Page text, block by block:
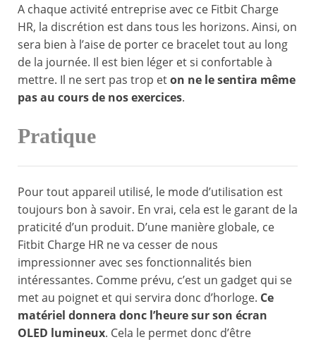
A chaque activité entreprise avec ce Fitbit Charge
HR, la discrétion est dans tous les horizons. Ainsi, on
sera bien à l’aise de porter ce bracelet tout au long
de la journée. Il est bien léger et si confortable à
mettre. Il ne sert pas trop eton ne le sentira même
pas au cours de nos exercices.
Pratique
Pour tout appareil utilisé, le mode d’utilisation est
toujours bon à savoir. En vrai, cela est le garant de la
praticité d’un produit. D’une manière globale, ce
Fitbit Charge HR ne va cesser de nous
impressionner avec ses fonctionnalités bien
intéressantes. Comme prévu, c’est un gadget qui se
met au poignet et qui servira donc d’horloge. Ce
matériel donnera donc l’heure sur son écran
OLED lumineux. Cela le permet donc d’être